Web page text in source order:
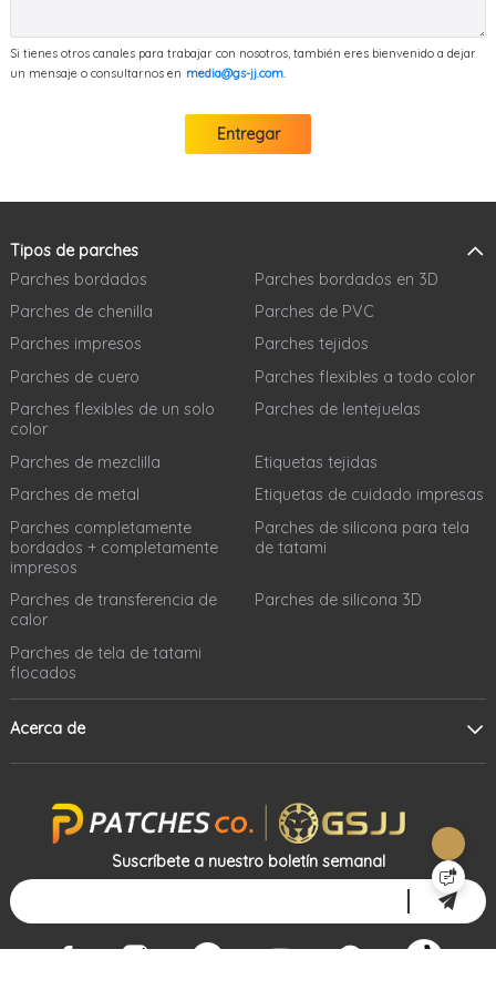
Si tienes otros canales para trabajar con nosotros, también eres bienvenido a dejar
un mensaje o consultarnos en media@gs-jj.com.
Entregar
Tipos de parches
Parches bordados
Parches bordados en 3D
Parches de chenilla
Parches de PVC
Parches impresos
Parches tejidos
Parches de cuero
Parches flexibles a todo color
Parches flexibles de un solo
color
Parches de lentejuelas
Parches de mezclilla
Etiquetas tejidas
Parches de metal
Etiquetas de cuidado impresas
Parches completamente
bordados + completamente
impresos
Parches de silicona para tela
de tatami
Parches de transferencia de
calor
Parches de silicona 3D
Parches de tela de tatami
flocados
Acerca de
Suscríbete a nuestro boletín semanal